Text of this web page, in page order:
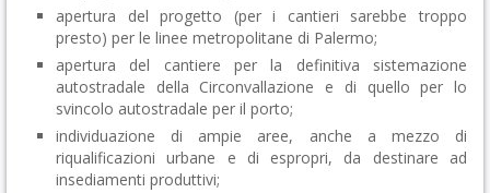
apertura del progetto (per i cantieri sarebbe troppo
presto) per le linee metropolitane di Palermo;
apertura del cantiere per la definitiva sistemazione
autostradale della Circonvallazione e di quello per lo
svincolo autostradale per il porto;
individuazione di ampie aree, anche a mezzo di
riqualificazioni urbane e di espropri, da destinare ad
insediamenti produttivi;